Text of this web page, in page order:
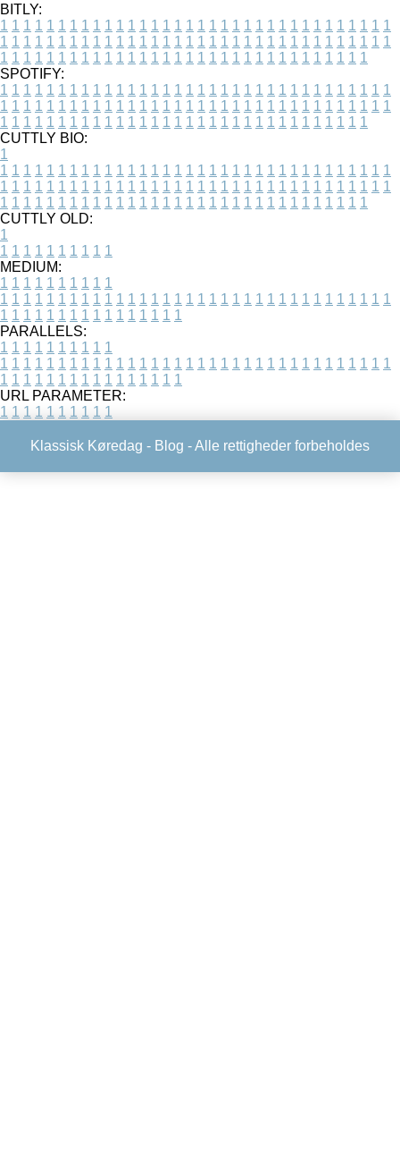
BITLY:
1 1 1 1 1 1 1 1 1 1 1 1 1 1 1 1 1 1 1 1 1 1 1 1 1 1 1 1 1 1 1 1 1 1
1 1 1 1 1 1 1 1 1 1 1 1 1 1 1 1 1 1 1 1 1 1 1 1 1 1 1 1 1 1 1 1 1 1
1 1 1 1 1 1 1 1 1 1 1 1 1 1 1 1 1 1 1 1 1 1 1 1 1 1 1 1 1 1 1 1
SPOTIFY:
1 1 1 1 1 1 1 1 1 1 1 1 1 1 1 1 1 1 1 1 1 1 1 1 1 1 1 1 1 1 1 1 1 1
1 1 1 1 1 1 1 1 1 1 1 1 1 1 1 1 1 1 1 1 1 1 1 1 1 1 1 1 1 1 1 1 1 1
1 1 1 1 1 1 1 1 1 1 1 1 1 1 1 1 1 1 1 1 1 1 1 1 1 1 1 1 1 1 1 1
CUTTLY BIO:
1
1 1 1 1 1 1 1 1 1 1 1 1 1 1 1 1 1 1 1 1 1 1 1 1 1 1 1 1 1 1 1 1 1 1
1 1 1 1 1 1 1 1 1 1 1 1 1 1 1 1 1 1 1 1 1 1 1 1 1 1 1 1 1 1 1 1 1 1
1 1 1 1 1 1 1 1 1 1 1 1 1 1 1 1 1 1 1 1 1 1 1 1 1 1 1 1 1 1 1 1
CUTTLY OLD:
1
1 1 1 1 1 1 1 1 1 1
MEDIUM:
1 1 1 1 1 1 1 1 1 1
1 1 1 1 1 1 1 1 1 1 1 1 1 1 1 1 1 1 1 1 1 1 1 1 1 1 1 1 1 1 1 1 1 1
1 1 1 1 1 1 1 1 1 1 1 1 1 1 1 1
PARALLELS:
1 1 1 1 1 1 1 1 1 1
1 1 1 1 1 1 1 1 1 1 1 1 1 1 1 1 1 1 1 1 1 1 1 1 1 1 1 1 1 1 1 1 1 1
1 1 1 1 1 1 1 1 1 1 1 1 1 1 1 1
URL PARAMETER:
1 1 1 1 1 1 1 1 1 1
Klassisk Køredag - Blog - Alle rettigheder forbeholdes